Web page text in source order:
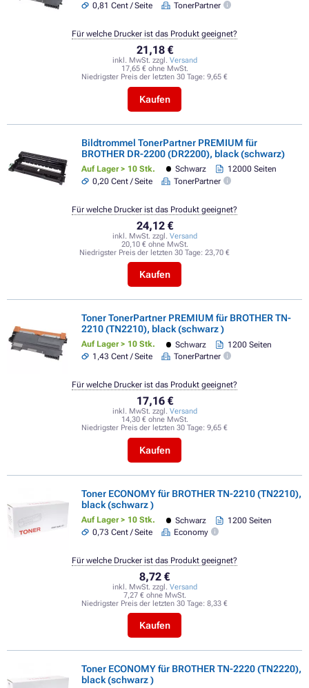
0,81 Cent / Seite
TonerPartner
21,18 €
inkl. MwSt. zzgl. Versand
17,65 € ohne MwSt.
Niedrigster Preis der letzten 30 Tage: 9,65 €
Kaufen
Für welche Drucker ist das Produkt geeignet?
Bildtrommel TonerPartner PREMIUM für
BROTHER DR-2200 (DR2200), black (schwarz)
Auf Lager > 10 Stk. Schwarz
12000 Seiten
0,20 Cent / Seite
TonerPartner
24,12 €
inkl. MwSt. zzgl. Versand
20,10 € ohne MwSt.
Niedrigster Preis der letzten 30 Tage: 23,70 €
Kaufen
Für welche Drucker ist das Produkt geeignet?
Toner TonerPartner PREMIUM für BROTHER TN-
2210 (TN2210), black (schwarz )
Auf Lager > 10 Stk. Schwarz
1200 Seiten
1,43 Cent / Seite
TonerPartner
17,16 €
inkl. MwSt. zzgl. Versand
14,30 € ohne MwSt.
Niedrigster Preis der letzten 30 Tage: 9,65 €
Kaufen
Für welche Drucker ist das Produkt geeignet?
Toner ECONOMY für BROTHER TN-2210 (TN2210),
black (schwarz )
Auf Lager > 10 Stk. Schwarz
1200 Seiten
0,73 Cent / Seite
Economy
8,72 €
inkl. MwSt. zzgl. Versand
7,27 € ohne MwSt.
Niedrigster Preis der letzten 30 Tage: 8,33 €
Kaufen
Für welche Drucker ist das Produkt geeignet?
Toner ECONOMY für BROTHER TN-2220 (TN2220),
black (schwarz )